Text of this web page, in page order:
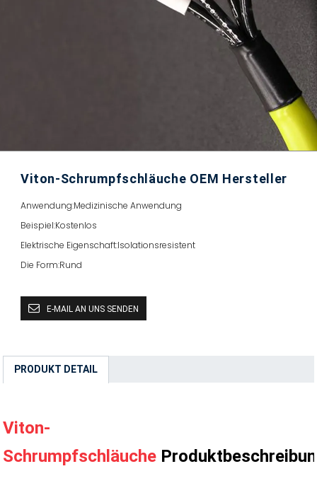
Viton-Schrumpfschläuche OEM Hersteller
Anwendung:Medizinische Anwendung
Beispiel:Kostenlos
Elektrische Eigenschaft:Isolationsresistent
Die Form:Rund
E-MAIL AN UNS SENDEN
PRODUKT DETAIL
Viton-
Schrumpfschläuche